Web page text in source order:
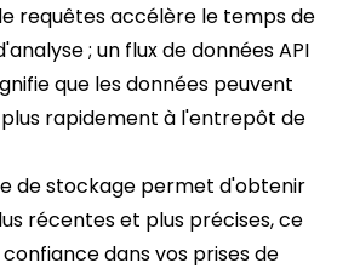
requêtes accélère le temps de
; un flux de données API
que les données peuvent
rapidement à l'entrepôt de
de stockage permet d'obtenir
récentes et plus précises, ce
dans vos prises de